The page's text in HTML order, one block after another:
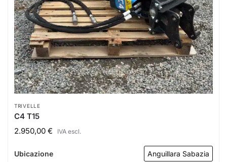
TRIVELLE
C4 T15
2.950,00 € IVA escl.
Ubicazione Anguillara Sabazia